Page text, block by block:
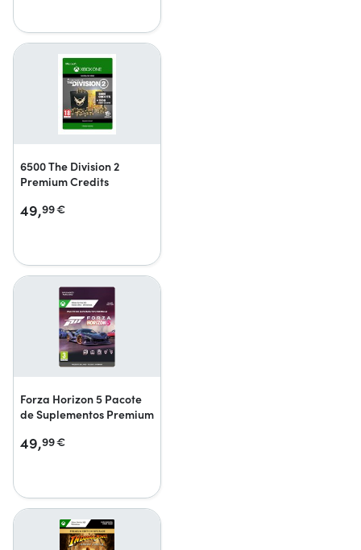
6500 The Division 2
Premium Credits
49,99€
Forza Horizon 5 Pacote
de Suplementos Premium
49,99€